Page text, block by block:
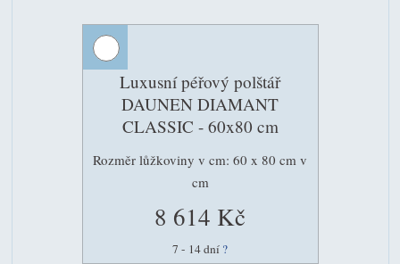
Luxusní péřový polštář
DAUNEN DIAMANT
CLASSIC - 60x80 cm
Rozměr lůžkoviny v cm: 60 x 80 cm v
cm
8 614 Kč
7 - 14 dní ?